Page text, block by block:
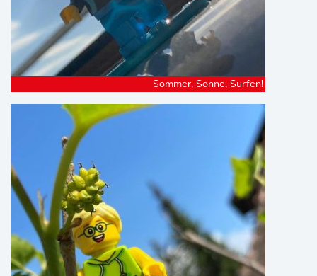
Sommer, Sonne, Surfen!